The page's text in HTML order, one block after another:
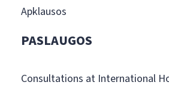
Apklausos
PASLAUGOS
Consultations at International